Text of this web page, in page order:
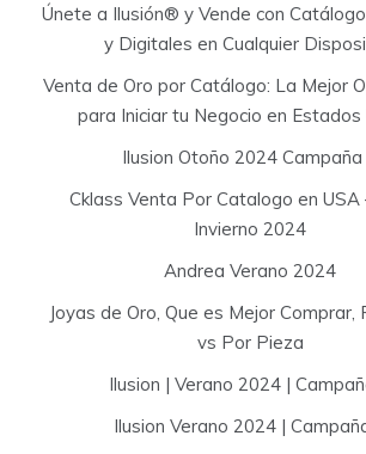
Únete a Ilusión® y Vende con
y Digitales en Cualquier
Venta de Oro por Catálogo: La Mejor
para Iniciar tu Negocio en Estados
Ilusion Otoño 2024
Cklass Venta Por Catalogo en USA
Invierno 2024
Andrea Verano 2024
Joyas de Oro, Que es Mejor Comprar,
vs Por Pieza
Ilusion | Verano 2024 |
Ilusion Verano 2024 |